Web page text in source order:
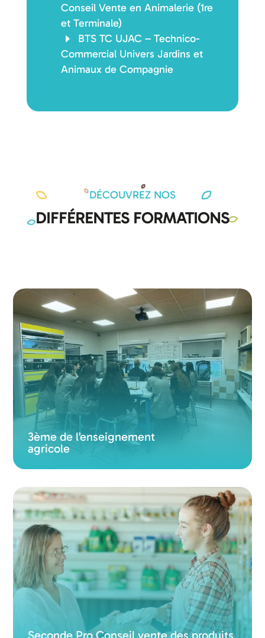
Conseil Vente en Animalerie (1re
et Terminale)
BTS TC UJAC – Technico-
Commercial Univers Jardins et
Animaux de Compagnie
DÉCOUVREZ NOS
DIFFÉRENTES FORMATIONS
3ème de l’enseignement
agricole
Seconde Pro Conseil vente des produits